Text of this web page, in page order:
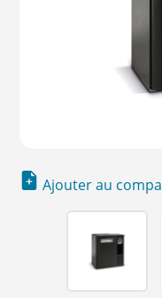
Ajouter au